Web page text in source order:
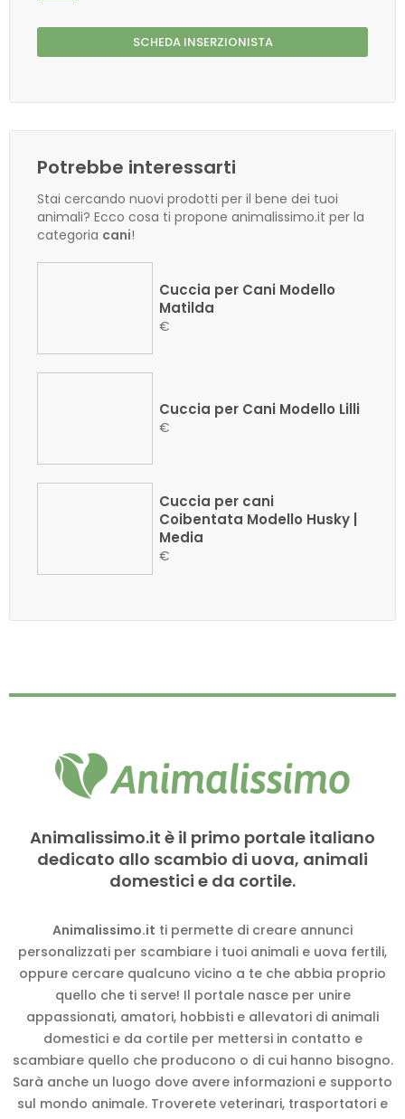
SCHEDA INSERZIONISTA
Potrebbe interessarti
Stai cercando nuovi prodotti per il bene dei tuoi
animali? Ecco cosa ti propone animalissimo.it per la
categoria cani!
Cuccia per Cani Modello
Matilda
€
Cuccia per Cani Modello Lilli
€
Cuccia per cani
Coibentata Modello Husky |
Media
€
Animalissimo.it è il primo portale italiano
dedicato allo scambio di uova, animali
domestici e da cortile.
Animalissimo.it ti permette di creare annunci
personalizzati per scambiare i tuoi animali e uova fertili,
oppure cercare qualcuno vicino a te che abbia proprio
quello che ti serve! Il portale nasce per unire
appassionati, amatori, hobbisti e allevatori di animali
domestici e da cortile per mettersi in contatto e
scambiare quello che producono o di cui hanno bisogno.
Sarà anche un luogo dove avere informazioni e supporto
sul mondo animale. Troverete veterinari, trasportatori e